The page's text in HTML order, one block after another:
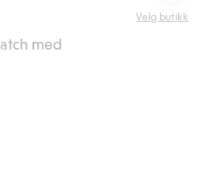
Velg butikk
med